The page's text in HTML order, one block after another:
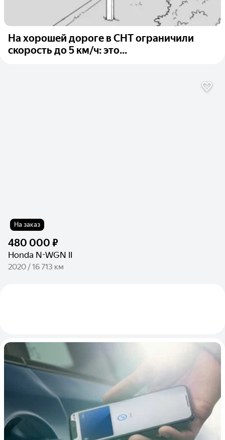
На хорошей дороге в СНТ ограничили
скорость до 5 км/ч: это...
На заказ
480 000 ₽
Honda N-WGN II
2020 / 16 713 км